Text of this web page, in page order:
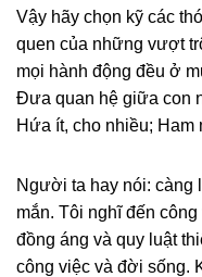
Vậy hãy chọn kỹ các
quen của những vượt
mọi hành động đều ở
Đưa quan hệ giữa con
Hứa ít, cho nhiều;
Người ta hay nói: càng
mắn. Tôi nghĩ đến
đồng áng và quy luật
công việc và đời sống.